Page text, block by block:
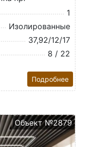
1
Изолированные
37,92/12/17
8 / 22
Подробнее
Объект №2879